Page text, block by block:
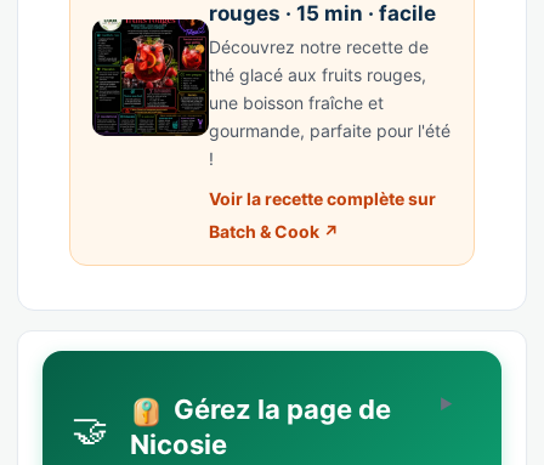
rouges · 15 min · facile
Découvrez notre recette de
thé glacé aux fruits rouges,
une boisson fraîche et
gourmande, parfaite pour l'été
!
Voir la recette complète sur
Batch & Cook ↗
🤝
Gérez la page de
Nicosie